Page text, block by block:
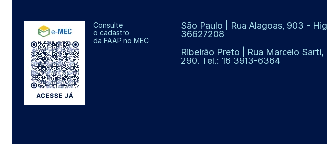
Consulte
o cadastro
da FAAP no MEC
São Paulo | Rua Alagoas, 903 -
36627208
Ribeirão Preto | Rua Marcelo
290. Tel.: 16 3913-6364